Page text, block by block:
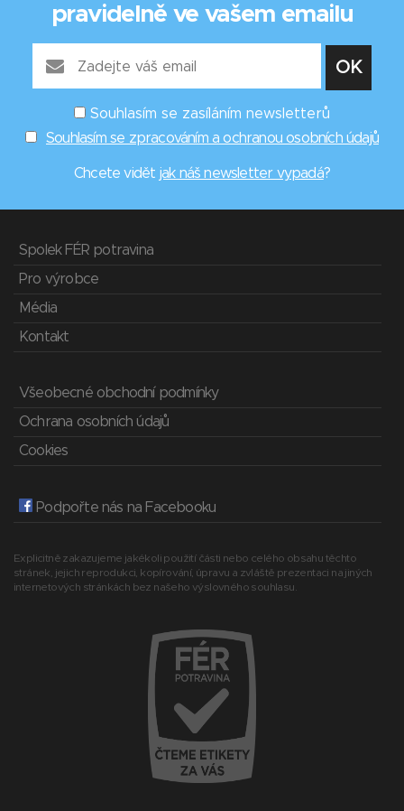
pravidelně ve vašem emailu
Souhlasím se zasíláním newsletterů
Souhlasím se zpracováním a ochranou osobních údajů
Chcete vidět jak náš newsletter vypadá?
Spolek FÉR potravina
Pro výrobce
Média
Kontakt
Všeobecné obchodní podmínky
Ochrana osobních údajů
Cookies
Podpořte nás na Facebooku
Explicitně zakazujeme jakékoli použití části nebo celého obsahu těchto
stránek, jejich reprodukci, kopírování, úpravu a zvláště prezentaci na jiných
internetových stránkách bez našeho výslovného souhlasu.